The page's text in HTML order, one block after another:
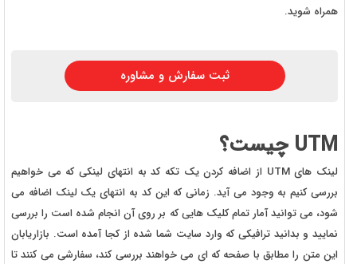
همراه شوید.
ثبت سفارش و مشاوره
UTM چیست؟
لینک های UTM از اضافه کردن یک تکه کد به انتهای لینکی که می خواهیم
بررسی کنیم به وجود می آید. زمانی که این کد به انتهای یک لینک اضافه می
شود، می توانید آمار تمام کلیک هایی که بر روی آن انجام شده است را بررسی
نمایید و بدانید ترافیکی که وارد سایت شما شده از کجا آمده است. بازاریابان
این متن را مطابق با صفحه که ای می خواهند بررسی کند، سفارشی می کنند تا